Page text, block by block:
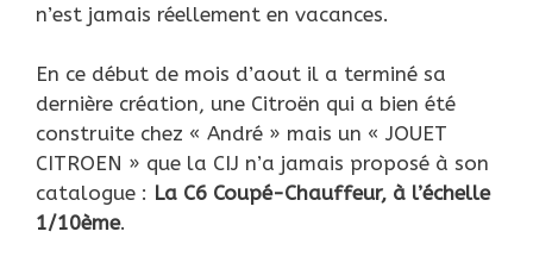
n’est jamais réellement en vacances.
En ce début de mois d’aout il a terminé sa
dernière création, une Citroën qui a bien été
construite chez « André » mais un « JOUET
CITROEN » que la CIJ n’a jamais proposé à son
catalogue : La C6 Coupé-Chauffeur, à l’échelle
1/10ème.